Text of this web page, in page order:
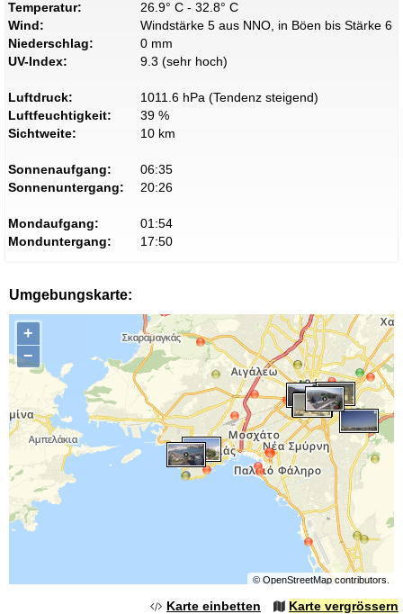
Temperatur:
26.9° C - 32.8° C
Wind:
Windstärke 5 aus NNO, in Böen bis Stärke 6
Niederschlag:
0 mm
UV-Index:
9.3 (sehr hoch)
Luftdruck:
1011.6 hPa (Tendenz steigend)
Luftfeuchtigkeit:
39 %
Sichtweite:
10 km
Sonnenaufgang:
06:35
Sonnenuntergang:
20:26
Mondaufgang:
01:54
Monduntergang:
17:50
Umgebungskarte:
+
−
© OpenStreetMapcontributors.
Karte einbetten Karte vergrössern